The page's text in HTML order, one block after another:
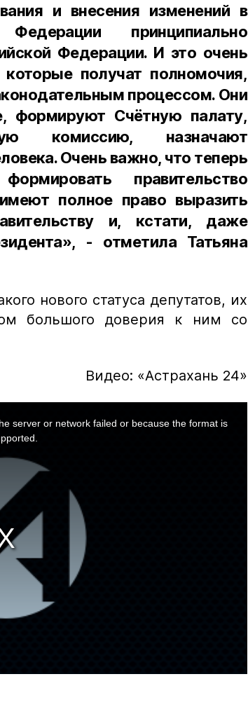
и внесения изменений в
принципиально
Федерации. И это очень
получат полномочия,
процессом. Они
формируют Счётную палату,
комиссию, назначают
Очень важно, что теперь
правительство
полное право выразить
и, кстати, даже
- отметила Татьяна
нового статуса депутатов, их
большого доверия к ним со
Видео: «Астрахань 24»
server or network failed or because the format is